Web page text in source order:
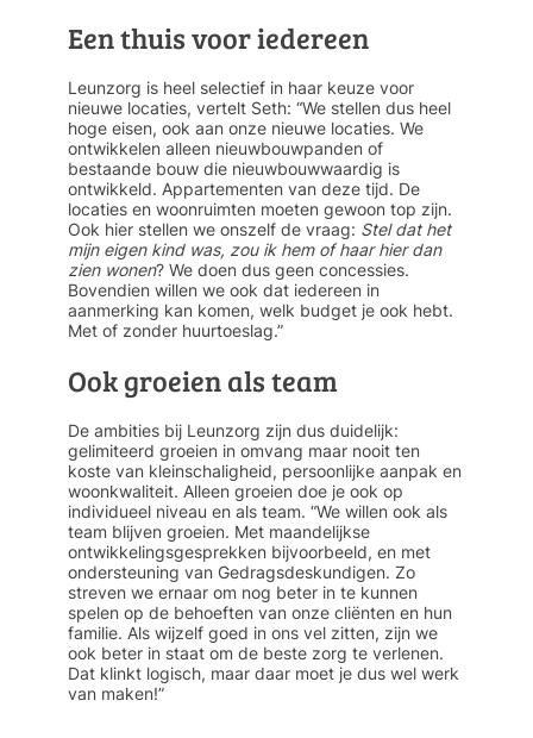
Een thuis voor iedereen
Leunzorg is heel selectief in haar keuze voor
nieuwe locaties, vertelt Seth: “We stellen dus heel
hoge eisen, ook aan onze nieuwe locaties. We
ontwikkelen alleen nieuwbouwpanden of
bestaande bouw die nieuwbouwwaardig is
ontwikkeld. Appartementen van deze tijd. De
locaties en woonruimten moeten gewoon top zijn.
Ook hier stellen we onszelf de vraag: Stel dat het
mijn eigen kind was, zou ik hem of haar hier dan
zien wonen? We doen dus geen concessies.
Bovendien willen we ook dat iedereen in
aanmerking kan komen, welk budget je ook hebt.
Met of zonder huurtoeslag.”
Ook groeien als team
De ambities bij Leunzorg zijn dus duidelijk:
gelimiteerd groeien in omvang maar nooit ten
koste van kleinschaligheid, persoonlijke aanpak en
woonkwaliteit. Alleen groeien doe je ook op
individueel niveau en als team. “We willen ook als
team blijven groeien. Met maandelijkse
ontwikkelingsgesprekken bijvoorbeeld, en met
ondersteuning van Gedragsdeskundigen. Zo
streven we ernaar om nog beter in te kunnen
spelen op de behoeften van onze cliënten en hun
familie. Als wijzelf goed in ons vel zitten, zijn we
ook beter in staat om de beste zorg te verlenen.
Dat klinkt logisch, maar daar moet je dus wel werk
van maken!”